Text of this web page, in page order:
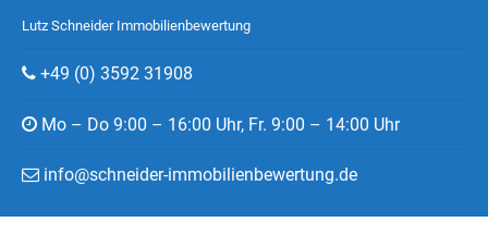
Lutz Schneider Immobilienbewertung
+49 (0) 3592 31908
Mo – Do 9:00 – 16:00 Uhr, Fr. 9:00 – 14:00 Uhr
info@schneider-immobilienbewertung.de